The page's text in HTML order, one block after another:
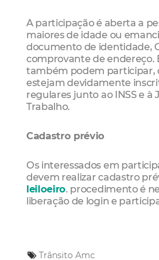
A participação é aberta a
maiores de idade ou
documento de identidade,
comprovante de endereço.
também podem participar,
estejam devidamente
regulares junto ao INSS e à
Trabalho.
Cadastro prévio
Os interessados em
devem realizar cadastro
leiloeiro. procedimento é
liberação de login e
Trânsito Amc